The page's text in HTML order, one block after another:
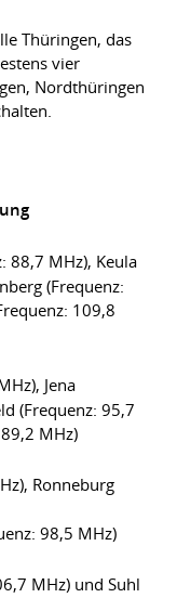
Thüringen, das
vier
Nordthüringen
88,7 MHz), Keula
(Frequenz:
109,8
Jena
(Frequenz: 95,7
MHz)
Ronneburg
98,5 MHz)
MHz) und Suhl